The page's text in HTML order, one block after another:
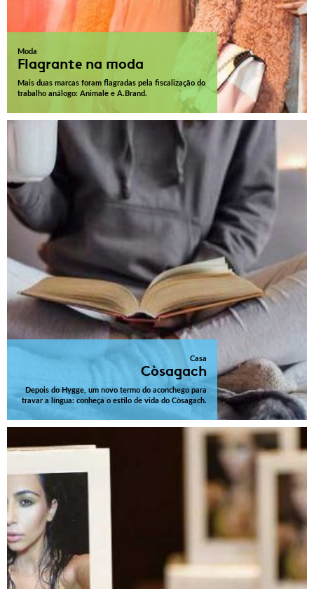
Moda
Flagrante na moda
Mais duas marcas foram flagradas pela fiscalização do
trabalho análogo: Animale e A.Brand.
Casa
Còsagach
Depois do Hygge, um novo termo do aconchego para
travar a língua: conheça o estilo de vida do Còsagach.